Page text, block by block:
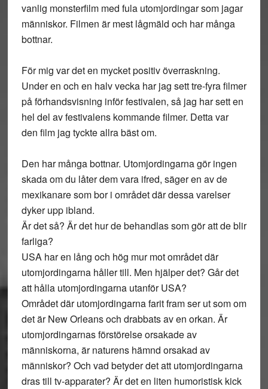
vanlig monsterfilm med fula utomjordingar som jagar
människor. Filmen är mest lågmäld och har många
bottnar.
För mig var det en mycket positiv överraskning.
Under en och en halv vecka har jag sett tre-fyra filmer
på förhandsvisning inför festivalen, så jag har sett en
hel del av festivalens kommande filmer. Detta var
den film jag tyckte allra bäst om.
Den har många bottnar. Utomjordingarna gör ingen
skada om du låter dem vara ifred, säger en av de
mexikanare som bor i området där dessa varelser
dyker upp ibland.
Är det så? Är det hur de behandlas som gör att de blir
farliga?
USA har en lång och hög mur mot området där
utomjordingarna håller till. Men hjälper det? Går det
att hålla utomjordingarna utanför USA?
Området där utomjordingarna farit fram ser ut som om
det är New Orleans och drabbats av en orkan. Är
utomjordingarnas förstörelse orsakade av
människorna, är naturens hämnd orsakad av
människor? Och vad betyder det att utomjordingarna
dras till tv-apparater? Är det en liten humoristisk kick